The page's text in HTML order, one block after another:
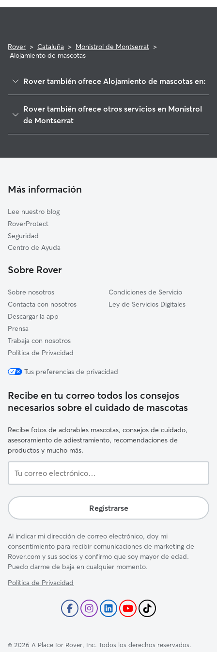
Rover > Cataluña > Monistrol de Montserrat >
Alojamiento de mascotas
Rover también ofrece Alojamiento de mascotas en:
Marganell
Sant Vicenç de Castellet
Vacarisses
Olesa de Montserrat
Els Hostalets de Pierola
Sant Salvador de Guardiola
Rover también ofrece otros servicios en Monistrol
de Montserrat
Cuidadores a domicilio en Monistrol-De-Montserrat
Más información
Lee nuestro blog
RoverProtect
Seguridad
Centro de Ayuda
Sobre Rover
Sobre nosotros
Contacta con nosotros
Descargar la app
Prensa
Trabaja con nosotros
Política de Privacidad
Condiciones de Servicio
Ley de Servicios Digitales
Tus preferencias de privacidad
Recibe en tu correo todos los consejos
necesarios sobre el cuidado de mascotas
Recibe fotos de adorables mascotas, consejos de cuidado,
asesoramiento de adiestramiento, recomendaciones de
productos y mucho más.
correo
Registrarse
Al indicar mi dirección de correo electrónico, doy mi
consentimiento para recibir comunicaciones de marketing de
Rover.com y sus socios y confirmo que soy mayor de edad.
Puedo darme de baja en cualquier momento.
Política de Privacidad
© 2026 A Place for Rover, Inc. Todos los derechos reservados.